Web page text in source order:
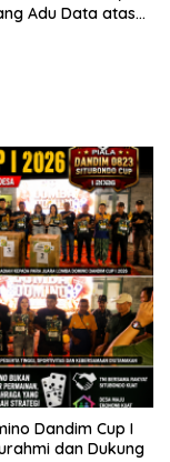
Adu Data atas
Dandim Cup I
dan Dukung